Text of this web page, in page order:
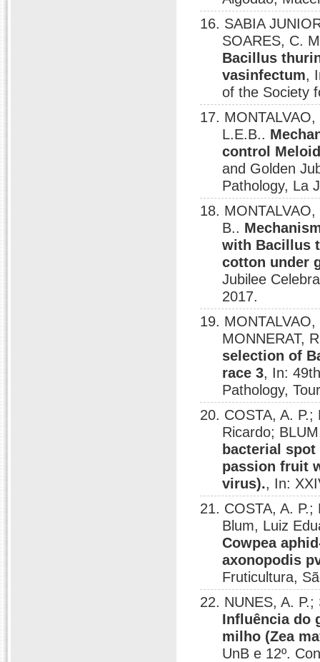
16. SABIA
SOARES, C.
Bacillus
vasinfectum,
of the Society
17.
L.E.B..
control
and Golden
Pathology, La
18.
B..
with Bacillus
cotton under
Jubilee
2017.
19.
MONNERAT,
selection of
race 3, In:
Pathology,
20. COSTA, A.
Ricardo;
bacterial
passion fruit
virus)., In:
21. COSTA, A.
Blum, Luiz
Cowpea
axonopodis
Fruticultura,
22. NUNES, A.
Influência do
milho (Zea
UnB e 12º.